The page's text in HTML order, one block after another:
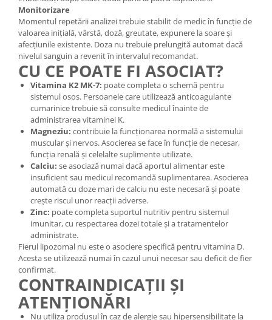
Monitorizare
Momentul repetării analizei trebuie stabilit de medic în funcție de
valoarea inițială, vârstă, doză, greutate, expunere la soare și
afecțiunile existente. Doza nu trebuie prelungită automat dacă
nivelul sanguin a revenit în intervalul recomandat.
CU CE POATE FI ASOCIAT?
Vitamina K2 MK-7: poate completa o schemă pentru
sistemul osos. Persoanele care utilizează anticoagulante
cumarinice trebuie să consulte medicul înainte de
administrarea vitaminei K.
Magneziu: contribuie la funcționarea normală a sistemului
muscular și nervos. Asocierea se face în funcție de necesar,
funcția renală și celelalte suplimente utilizate.
Calciu: se asociază numai dacă aportul alimentar este
insuficient sau medicul recomandă suplimentarea. Asocierea
automată cu doze mari de calciu nu este necesară și poate
crește riscul unor reacții adverse.
Zinc: poate completa suportul nutritiv pentru sistemul
imunitar, cu respectarea dozei totale și a tratamentelor
administrate.
Fierul lipozomal nu este o asociere specifică pentru vitamina D.
Acesta se utilizează numai în cazul unui necesar sau deficit de fier
confirmat.
CONTRAINDICAȚII ȘI
ATENȚIONĂRI
Nu utiliza produsul în caz de alergie sau hipersensibilitate la